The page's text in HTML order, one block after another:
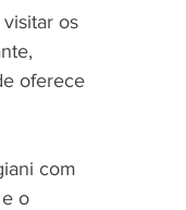
os
oferece
com
o